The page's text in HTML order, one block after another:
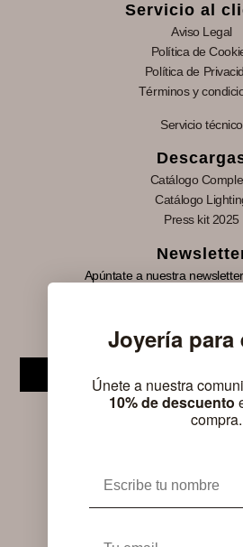
Servicio al
Aviso Legal
Política de
Política de
Términos y
Servicio técnico
Catálogo
Catálogo
Press kit 2025
Apúntate a nuestra
productos de
Joyería para
Únete a nuestra
10% de descuento
compra.